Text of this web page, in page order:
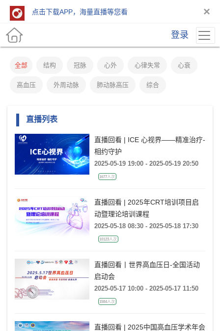
点击下载APP，海量直播等您看 ×
登录
全部 结构 冠脉 心外 心律失常 心衰
高血压 外周动脉 肺动脉高压 综合
直播列表
直播回看 | ICE 心视界——精准治疗-
相约守护
2025-05-19 19:00 - 2025-05-19 20:50
1677人次
直播回看 | 2025年CRT培训项目启
动暨理论培训课程
2025-05-18 08:30 - 2025-05-18 17:30
10123人次
直播回看丨世界高血压日-全国活动
启动会
2025-05-17 10:00 - 2025-05-17 11:50
1584人次
直播回看 | 2025中国高血压学术年会